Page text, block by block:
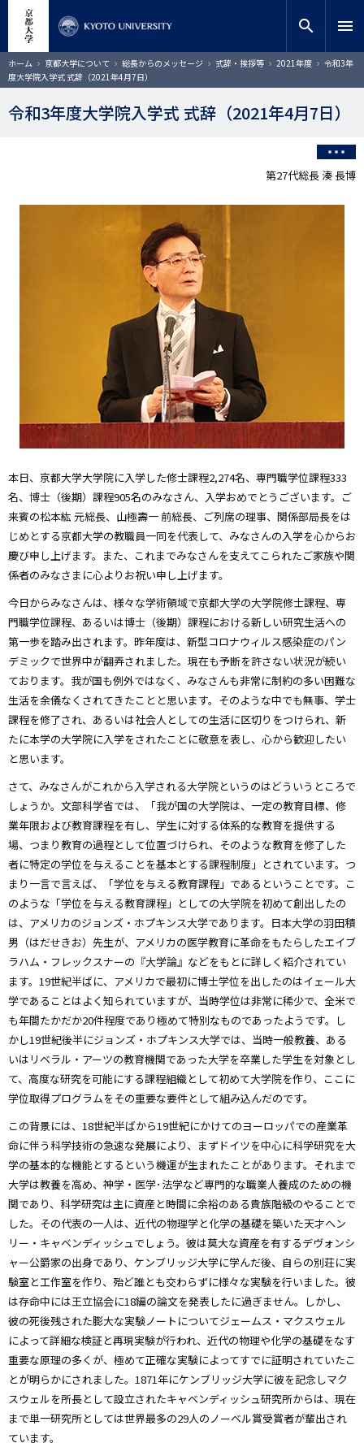
コ
ン
テ
サイト内検索
検索
search menu
ホーム 京都大学について 総長からのメッセージ 式辞・挨拶等 2021年度
令和3年
度大学院入学式 式辞（2021年4月7日）
令和3年度大学院入学式 式辞（2021年4月7日）
第27代総長 湊 長博
本日、京都大学大学院に入学した修士課程2,274名、専門職学位課程333
名、博士（後期）課程905名のみなさん、入学おめでとうございます。ご
来賓の松本紘 元総長、山極壽一 前総長、ご列席の理事、関係部局長をは
じめとする京都大学の教職員一同を代表して、みなさんの入学を心からお
慶び申し上げます。また、これまでみなさんを支えてこられたご家族や関
係者のみなさまに心よりお祝い申し上げます。
今日からみなさんは、様々な学術領域で京都大学の大学院修士課程、専
門職学位課程、あるいは博士（後期）課程における新しい研究生活への
第一歩を踏み出されます。昨年度は、新型コロナウィルス感染症のパン
デミックで世界中が翻弄されました。現在も予断を許さない状況が続い
ております。我が国も例外ではなく、みなさんも非常に制約の多い困難な
生活を余儀なくされてきたことと思います。そのような中でも無事、学士
課程を修了され、あるいは社会人としての生活に区切りをつけられ、新
たに本学の大学院に入学をされたことに敬意を表し、心から歓迎したい
と思います。
さて、みなさんがこれから入学される大学院というのはどういうところで
しょうか。文部科学省では、「我が国の大学院は、一定の教育目標、修
業年限および教育課程を有し、学生に対する体系的な教育を提供する
場、つまり教育の過程として位置づけられ、そのような教育を修了した
者に特定の学位を与えることを基本とする課程制度」とされています。つ
まり一言で言えば、「学位を与える教育課程」であるということです。こ
のような「学位を与える教育課程」としての大学院を初めて創出したの
は、アメリカのジョンズ・ホプキンス大学であります。日本大学の羽田積
男（はだせきお）先生が、アメリカの医学教育に革命をもたらしたエイブ
ラハム・フレックスナーの『大学論』などをもとに詳しく紹介されてい
ます。19世紀半ばに、アメリカで最初に博士学位を出したのはイェール大
学であることはよく知られていますが、当時学位は非常に稀少で、全米で
も年間たかだか20件程度であり極めて特別なものであったようです。し
かし19世紀後半にジョンズ・ホプキンス大学では、当時一般教養、ある
いはリベラル・アーツの教育機関であった大学を卒業した学生を対象とし
て、高度な研究を可能にする課程組織として初めて大学院を作り、ここに
学位取得プログラムをその重要な要件として組み込んだのです。
この背景には、18世紀半ばから19世紀にかけてのヨーロッパでの産業革
命に伴う科学技術の急速な発展により、まずドイツを中心に科学研究を大
学の基本的な機能とするという機運が生まれたことがあります。それまで
大学は教養を高め、神学・医学･法学など専門的な職業人養成のための機
関であり、科学研究は主に資産と時間に余裕のある貴族階級のやることで
した。その代表の一人は、近代の物理学と化学の基礎を築いた天才ヘン
リー・キャベンディッシュでしょう。彼は莫大な資産を有するデヴォンシ
ャー公爵家の出身であり、ケンブリッジ大学に学んだ後、自らの別荘に実
験室と工作室を作り、殆ど誰とも交わらずに様々な実験を行いました。彼
は存命中には王立協会に18編の論文を発表したに過ぎません。しかし、
彼の死後残された膨大な実験ノートについてジェームス・マクスウェル
によって詳細な検証と再現実験が行われ、近代の物理や化学の基礎をなす
重要な原理の多くが、極めて正確な実験によってすでに証明されていたこ
とが明らかにされました。1871年にケンブリッジ大学に彼を記念しマク
スウェルを所長として設立されたキャベンディッシュ研究所からは、現在
まで単一研究所としては世界最多の29人のノーベル賞受賞者が輩出され
ています。